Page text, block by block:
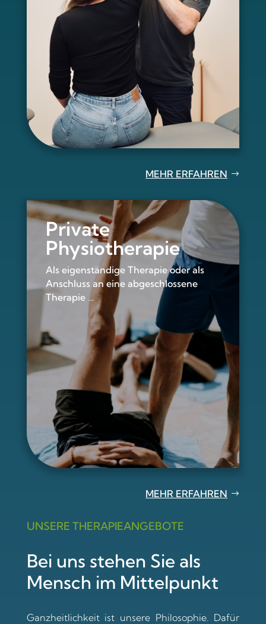
MEHR ERFAHREN
Private
Physiotherapie
Als eigenständige Therapie oder als
Anschluss an eine abgeschlossene
Therapie …
MEHR ERFAHREN
UNSERE THERAPIEANGEBOTE
Bei uns stehen Sie als
Mensch im Mittelpunkt
Ganzheitlichkeit ist unsere Philosophie. Dafür